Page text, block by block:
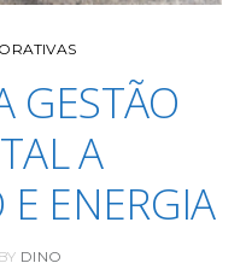
GESTÃO
A
ENERGIA
BY DINO